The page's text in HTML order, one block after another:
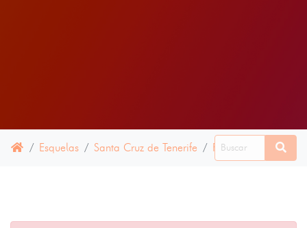
Esquelas Santa Cruz de Tenerife Realejos, Los